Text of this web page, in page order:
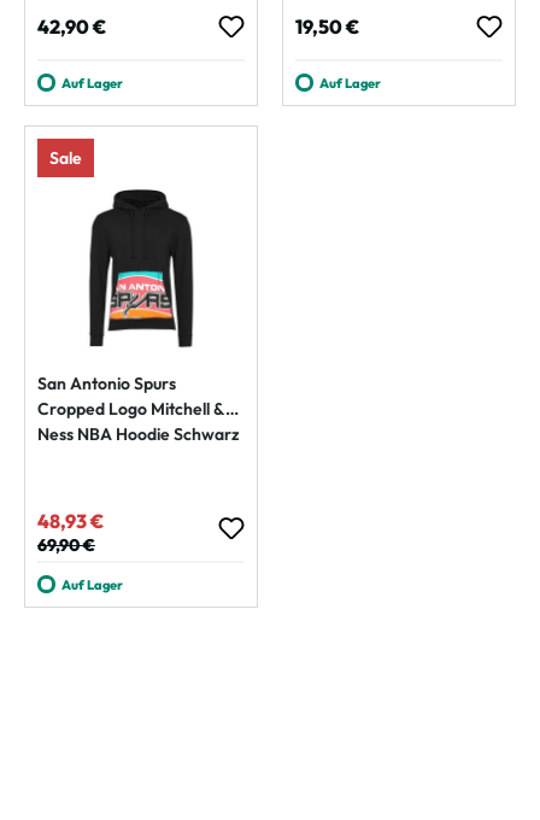
Regulärer Preis:
42,90 €
Auf Lager
Regulärer Preis:
19,50 €
Auf Lager
Sale
San Antonio Spurs
Cropped Logo Mitchell &
Ness NBA Hoodie Schwarz
Verkaufspreis:
48,93 €
Regulärer Preis:
69,90 €
Auf Lager